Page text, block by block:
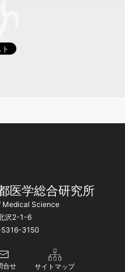
医学総合研究所
Medical Science
沢2-1-6
3150
合せ サイトマップ